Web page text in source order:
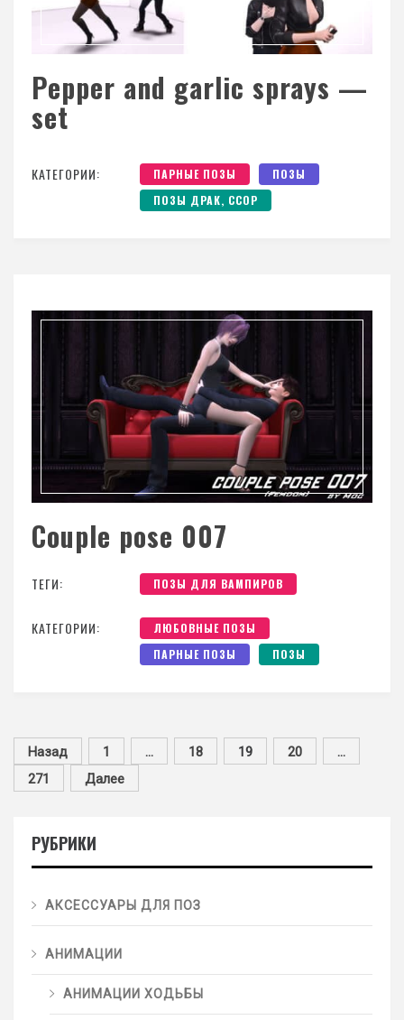
Pepper and garlic sprays —
set
КАТЕГОРИИ: ПАРНЫЕ ПОЗЫ
ПОЗЫ
ПОЗЫ ДРАК, ССОР
Couple pose 007
ТЕГИ: ПОЗЫ ДЛЯ ВАМПИРОВ
КАТЕГОРИИ:
ЛЮБОВНЫЕ ПОЗЫ
ПАРНЫЕ ПОЗЫ
ПОЗЫ
Назад 1 … 18 19 20
…
271
Далее
РУБРИКИ
АКСЕССУАРЫ ДЛЯ ПОЗ
АНИМАЦИИ
АНИМАЦИИ ХОДЬБЫ